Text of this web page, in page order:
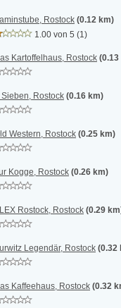
Rostock (0.12 km)
1.00 von 5 (1)
Kartoffelhaus, Rostock
Sieben, Rostock (0.16 km)
Western, Rostock (0.25 km)
Kogge, Rostock (0.26 km)
Rostock, Rostock (0.29
Legendär, Rostock (0.32
Kaffeehaus, Rostock (0.32